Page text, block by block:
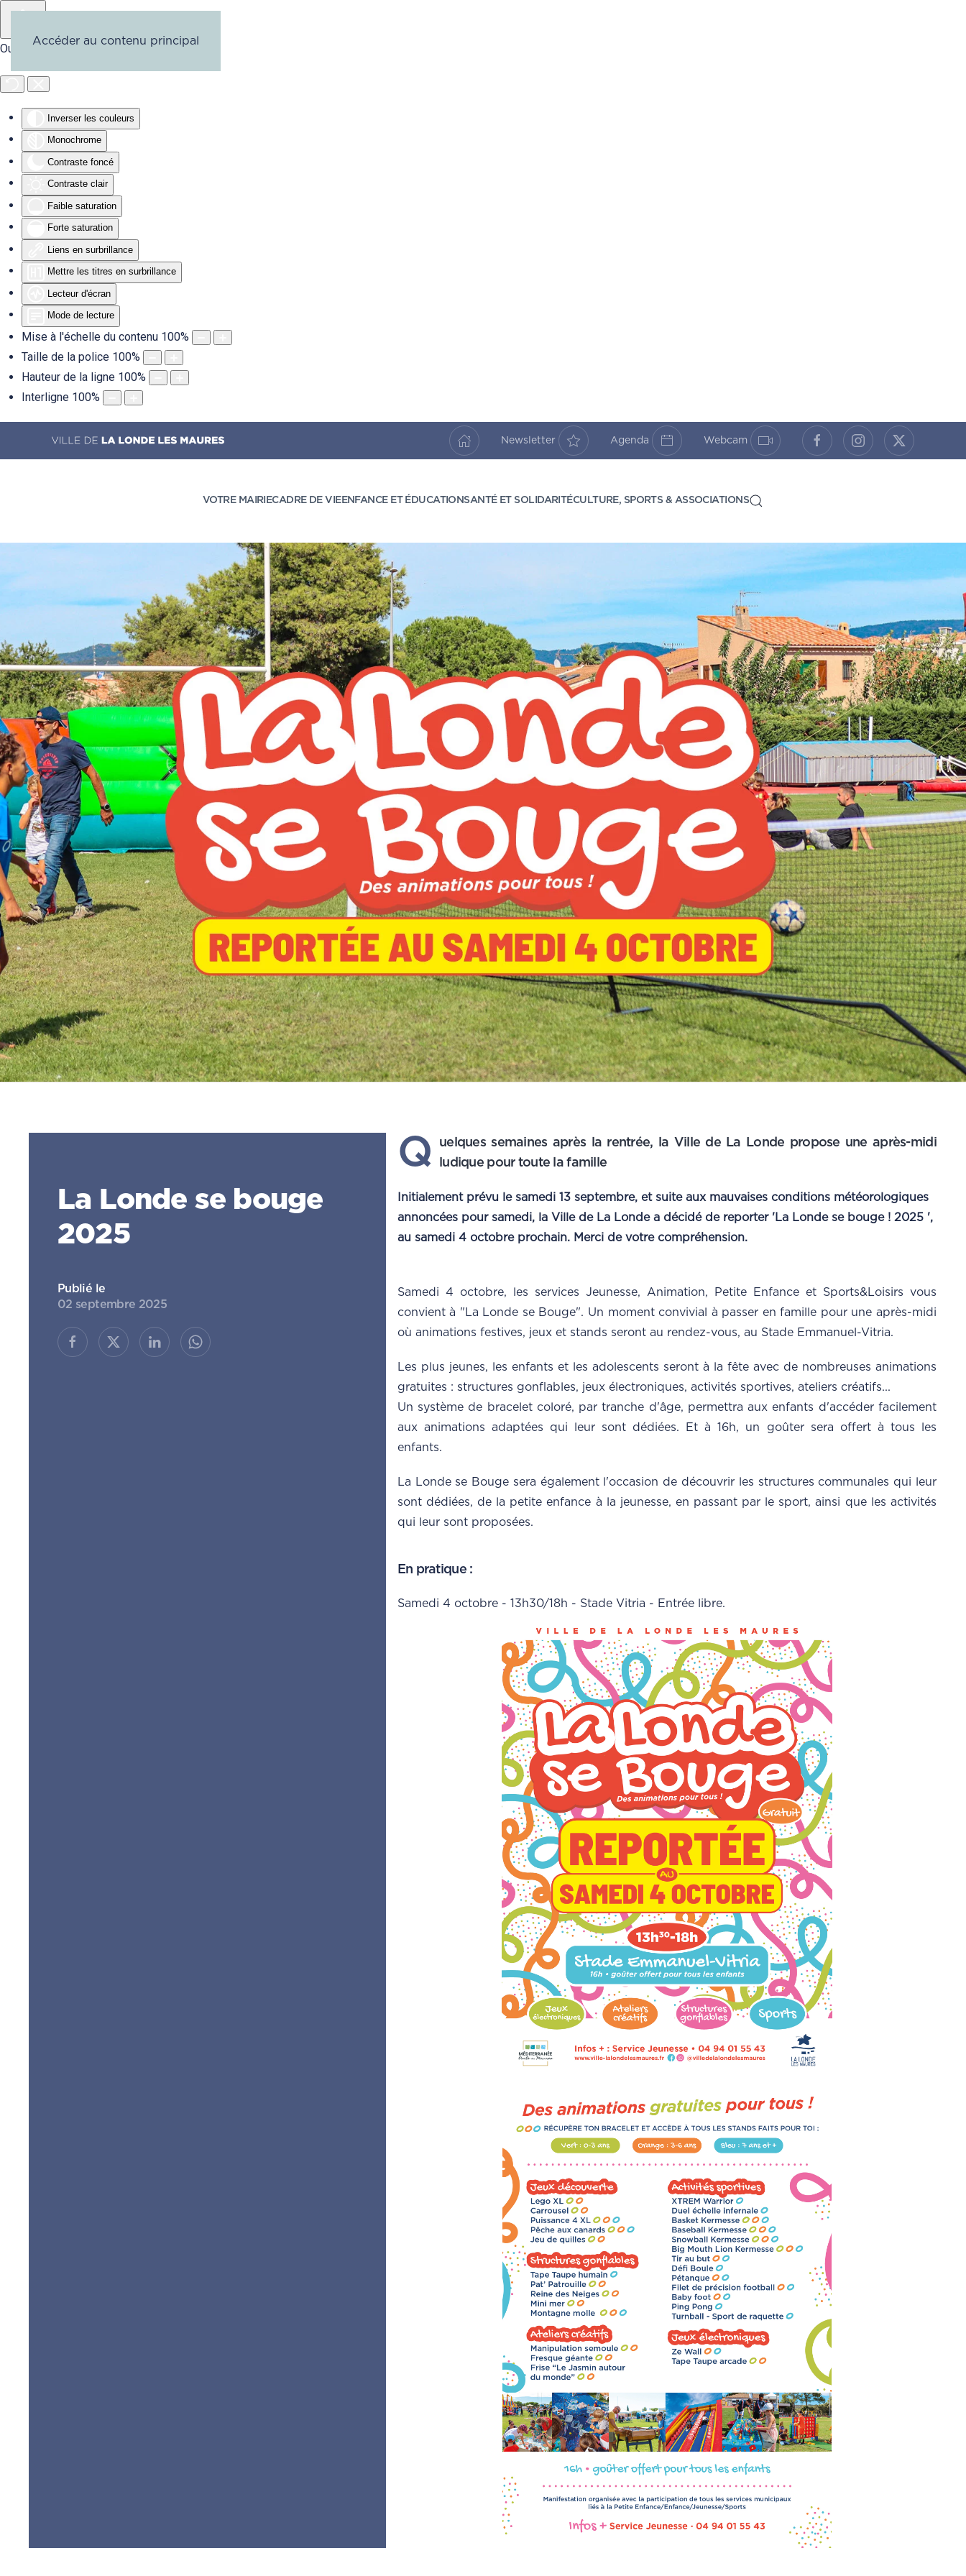
Outils d'accessibilité
Inverser les couleurs
Monochrome
Contraste foncé
Contraste clair
Faible saturation
Forte saturation
Liens en surbrillance
Mettre les titres en surbrillance
Lecteur d'écran
Mode de lecture
Mise à l'échelle du contenu 100%
Taille de la police 100%
Hauteur de la ligne 100%
Interligne 100%
Accéder au contenu principal
Newsletter Agenda Webcam
VOTRE MAIRIECADRE DE VIEENFANCE ET ÉDUCATIONSANTÉ ET SOLIDARITÉCULTURE, SPORTS & ASSOCIATIONS
La Londe se bouge
2025
Publié le
02 septembre 2025
Q
uelques semaines après la rentrée, la Ville de La Londe propose une après-midi
ludique pour toute la famille
Initialement prévu le samedi 13 septembre, et suite aux mauvaises conditions météorologiques
annoncées pour samedi, la Ville de La Londe a décidé de reporter 'La Londe se bouge ! 2025 ',
au samedi 4 octobre prochain. Merci de votre compréhension.
Samedi 4 octobre, les services Jeunesse, Animation, Petite Enfance et Sports&Loisirs vous
convient à "La Londe se Bouge". Un moment convivial à passer en famille pour une après-midi
où animations festives, jeux et stands seront au rendez-vous, au Stade Emmanuel-Vitria.
Les plus jeunes, les enfants et les adolescents seront à la fête avec de nombreuses animations
gratuites : structures gonflables, jeux électroniques, activités sportives, ateliers créatifs...
Un système de bracelet coloré, par tranche d'âge, permettra aux enfants d'accéder facilement
aux animations adaptées qui leur sont dédiées. Et à 16h, un goûter sera offert à tous les
enfants.
La Londe se Bouge sera également l'occasion de découvrir les structures communales qui leur
sont dédiées, de la petite enfance à la jeunesse, en passant par le sport, ainsi que les activités
qui leur sont proposées.
En pratique :
Samedi 4 octobre - 13h30/18h - Stade Vitria - Entrée libre.